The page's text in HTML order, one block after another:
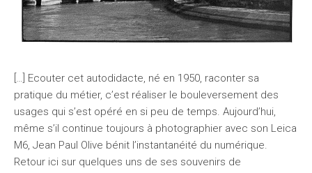
[…] Ecouter cet autodidacte, né en 1950, raconter sa
pratique du métier, c’est réaliser le bouleversement des
usages qui s’est opéré en si peu de temps. Aujourd’hui,
même s’il continue toujours à photographier avec son Leica
M6, Jean Paul Olive bénit l’instantanéité du numérique.
Retour ici sur quelques uns de ses souvenirs de